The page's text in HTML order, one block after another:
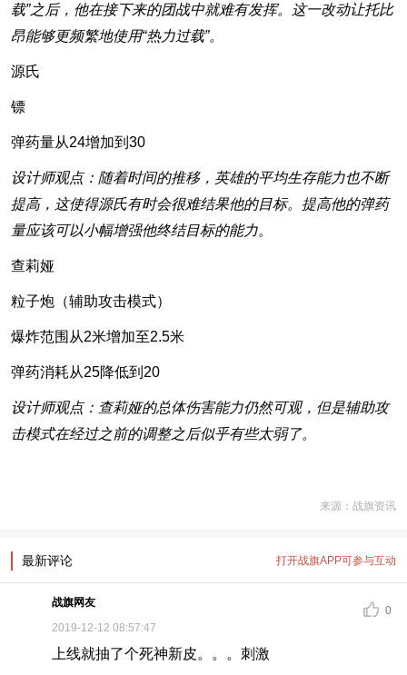
载”之后，他在接下来的团战中就难有发挥。这一改动让托比
昂能够更频繁地使用“热力过载”。
源氏
镖
弹药量从24增加到30
设计师观点：随着时间的推移，英雄的平均生存能力也不断
提高，这使得源氏有时会很难结果他的目标。提高他的弹药
量应该可以小幅增强他终结目标的能力。
查莉娅
粒子炮（辅助攻击模式）
爆炸范围从2米增加至2.5米
弹药消耗从25降低到20
设计师观点：查莉娅的总体伤害能力仍然可观，但是辅助攻
击模式在经过之前的调整之后似乎有些太弱了。
来源：战旗资讯
最新评论 打开战旗APP可参与互动
战旗网友
2019-12-12 08:57:47
0
上线就抽了个死神新皮。。。刺激